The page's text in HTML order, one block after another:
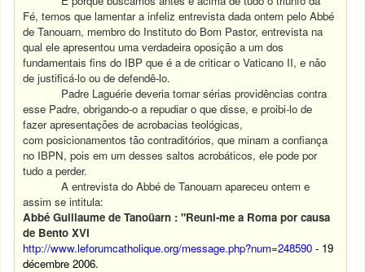
Fé, temos que lamentar a infeliz entrevista dada ontem pelo Abbé
de Tanouarn, membro do Instituto do Bom Pastor, entrevista na
qual ele apresentou uma verdadeira oposição a um dos
fundamentais fins do IBP que é a de criticar o Vaticano II, e não
de justificá-lo ou de defendê-lo.
Padre Laguérie deveria tomar sérias providências contra
esse Padre, obrigando-o a repudiar o que disse, e proibi-lo de
fazer apresentações de acrobacias teológicas,
com posicionamentos tão contraditórios, que minam a confiança
no IBPN, pois em um desses saltos acrobáticos, ele pode por
tudo a perder.
A entrevista do Abbé de Tanouarn apareceu ontem e
assim se intitula:
Abbé Guillaume de Tanoüarn : "Reuni-me a Roma por causa
de Bento XVI
http://www.leforumcatholique.org/message.php?num=248590 - 19
décembre 2006.